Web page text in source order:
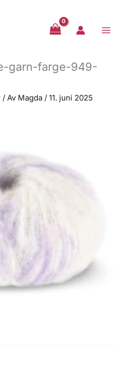
garn-farge-949-
/ Av Magda / 11. juni 2025